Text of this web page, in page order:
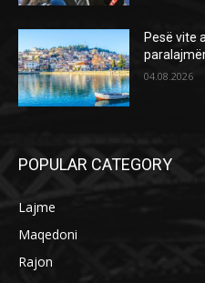
Pesë vite
04.08.2026
POPULAR CATEGORY
Lajme
Maqedoni
Rajon